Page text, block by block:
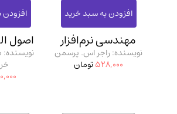
مدرسان شریف و انتشارت ارشد کتاب‌های..(2)
دانشگاه پیامـ نور(10)
مهندسی نرم‌افزار
نویسنده: راجر اس. پرسمن
528,000تومان
اصول